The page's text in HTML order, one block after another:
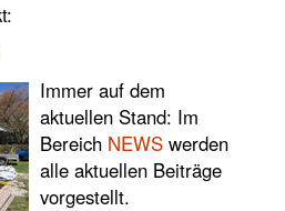
Immer auf dem
aktuellen Stand: Im
Bereich NEWS werden
alle aktuellen Beiträge
vorgestellt.